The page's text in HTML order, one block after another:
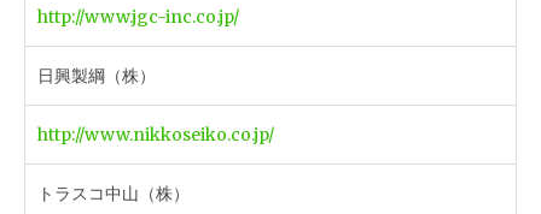
http://www.jgc-inc.co.jp/
日興製綱（株）
http://www.nikkoseiko.co.jp/
トラスコ中山（株）